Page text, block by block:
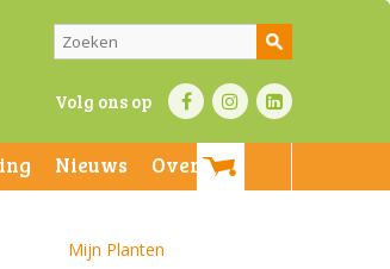
Volg ons op
Nieuws
Over ons
Mijn Planten